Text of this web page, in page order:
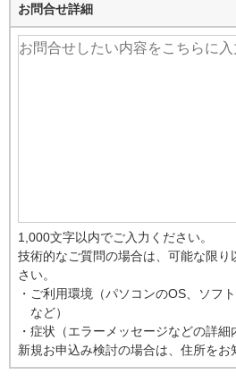
お問合せ詳細
1,000文字以内でご入力ください。
技術的なご質問の場合は、可能な限
さい。
・ご利用環境（パソコンのOS、ソフ
など）
・症状（エラーメッセージなどの詳細
新規お申込み検討の場合は、住所をお